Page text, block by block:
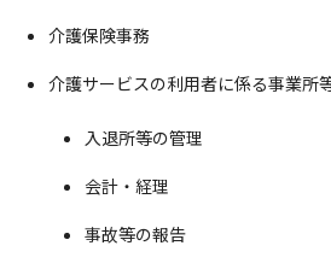
介護保険事務
介護サービスの利用者に係る事業所
入退所等の管理
会計・経理
事故等の報告